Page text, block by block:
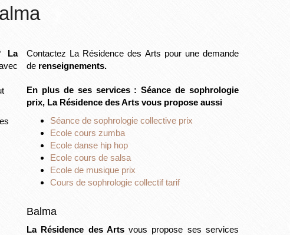
La
Contactez La Résidence des Arts pour une demande
de renseignements.
En plus de ses services :Séance de sophrologie
prix, La Résidence des Arts vous propose aussi
Séance de sophrologie collective prix
Ecole cours zumba
Ecole danse hip hop
Ecole cours de salsa
Ecole de musique prix
Cours de sophrologie collectif tarif
Balma
La Résidence des Artsvous propose ses services